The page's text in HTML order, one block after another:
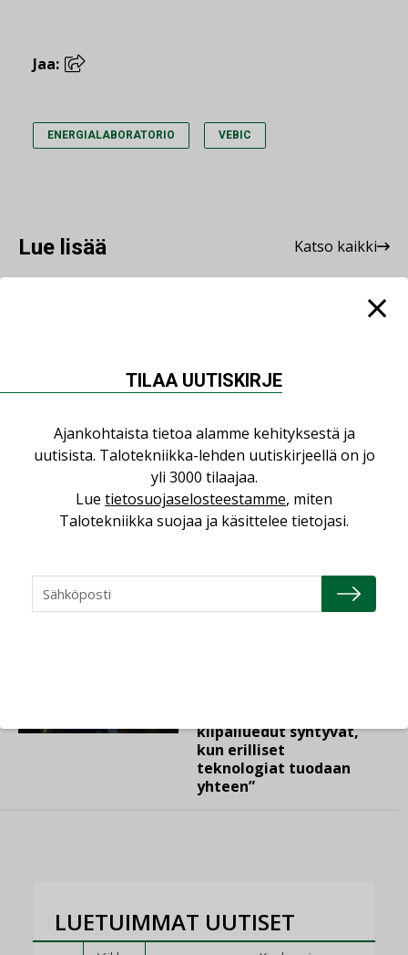
Jaa:
ENERGIALABORATORIO VEBIC
Lue lisää Katso kaikki
LVI-Pitkälä Group osti
nopeasti kasvaneen
LEHDEN ARTIKKELIT
06.08.2026
Puutteellinen eristys
kilpailuedut syntyvät,
kun erilliset
teknologiat tuodaan
yhteen”
LUETUIMMAT UUTISET
TILAA UUTISKIRJE
Ajankohtaista tietoa alamme kehityksestä ja
uutisista. Talotekniikka-lehden uutiskirjeellä on jo
yli 3000 tilaajaa.
Lue tietosuojaselosteestamme, miten
Talotekniikka suojaa ja käsittelee tietojasi.